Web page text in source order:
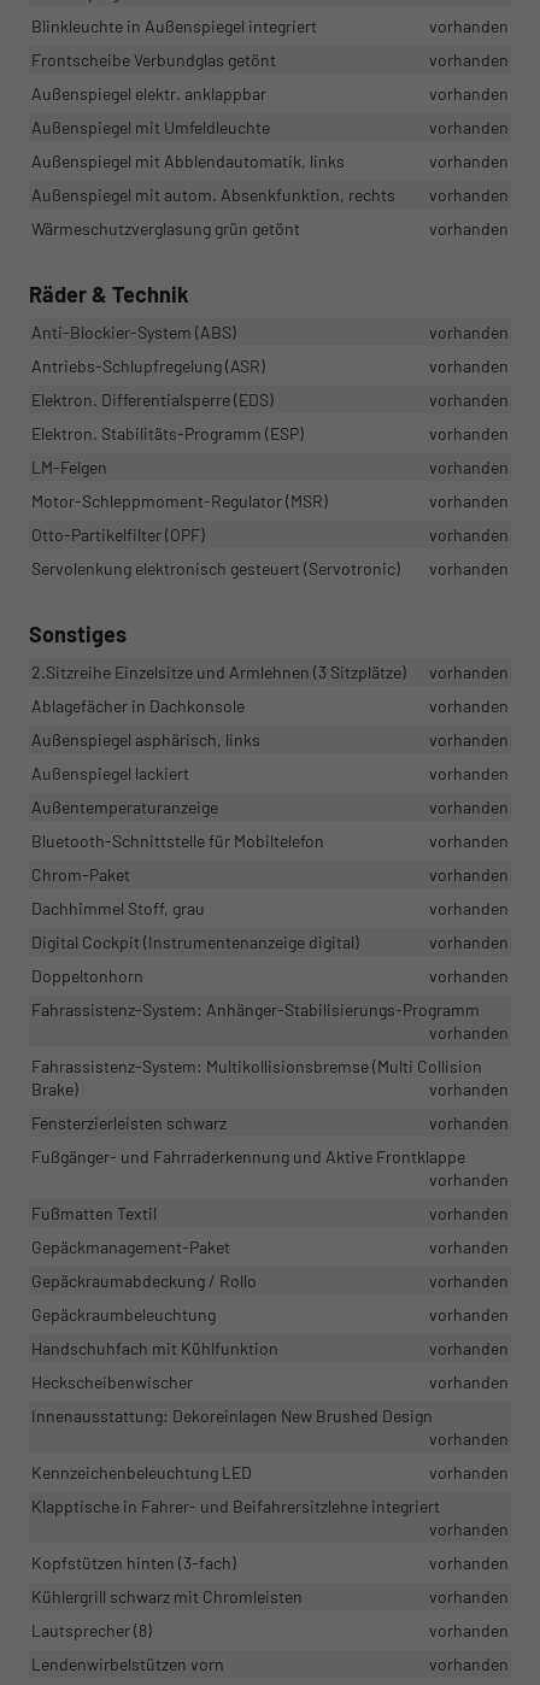
Blinkleuchte in Außenspiegel integriert
vorhanden
Frontscheibe Verbundglas getönt
vorhanden
Außenspiegel elektr. anklappbar
vorhanden
Außenspiegel mit Umfeldleuchte
vorhanden
Außenspiegel mit Abblendautomatik, links
vorhanden
Außenspiegel mit autom. Absenkfunktion, rechts
vorhanden
Wärmeschutzverglasung grün getönt
vorhanden
Räder & Technik
Anti-Blockier-System (ABS)
vorhanden
Antriebs-Schlupfregelung (ASR)
vorhanden
Elektron. Differentialsperre (EDS)
vorhanden
Elektron. Stabilitäts-Programm (ESP)
vorhanden
LM-Felgen
vorhanden
Motor-Schleppmoment-Regulator (MSR)
vorhanden
Otto-Partikelfilter (OPF)
vorhanden
Servolenkung elektronisch gesteuert (Servotronic)
vorhanden
Sonstiges
2.Sitzreihe Einzelsitze und Armlehnen (3 Sitzplätze)
vorhanden
Ablagefächer in Dachkonsole
vorhanden
Außenspiegel asphärisch, links
vorhanden
Außenspiegel lackiert
vorhanden
Außentemperaturanzeige
vorhanden
Bluetooth-Schnittstelle für Mobiltelefon
vorhanden
Chrom-Paket
vorhanden
Dachhimmel Stoff, grau
vorhanden
Digital Cockpit (Instrumentenanzeige digital)
vorhanden
Doppeltonhorn
vorhanden
Fahrassistenz-System: Anhänger-Stabilisierungs-Programm
vorhanden
Fahrassistenz-System: Multikollisionsbremse (Multi Collision
Brake)
vorhanden
Fensterzierleisten schwarz
vorhanden
Fußgänger- und Fahrraderkennung und Aktive Frontklappe
vorhanden
Fußmatten Textil
vorhanden
Gepäckmanagement-Paket
vorhanden
Gepäckraumabdeckung / Rollo
vorhanden
Gepäckraumbeleuchtung
vorhanden
Handschuhfach mit Kühlfunktion
vorhanden
Heckscheibenwischer
vorhanden
Innenausstattung: Dekoreinlagen New Brushed Design
vorhanden
Kennzeichenbeleuchtung LED
vorhanden
Klapptische in Fahrer- und Beifahrersitzlehne integriert
vorhanden
Kopfstützen hinten (3-fach)
vorhanden
Kühlergrill schwarz mit Chromleisten
vorhanden
Lautsprecher (8)
vorhanden
Lendenwirbelstützen vorn
vorhanden